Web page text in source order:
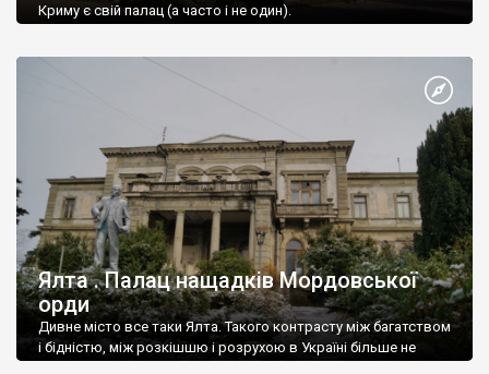
Криму є свій палац (а часто і не один).
Ялта . Палац нащадків Мордовської
орди
Дивне місто все таки Ялта. Такого контрасту між багатством
і бідністю, між розкішшю і розрухою в Україні більше не